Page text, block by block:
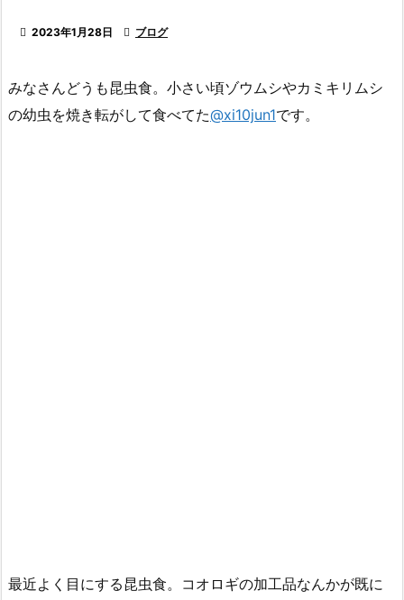
 2023年1月28日  ブログ
みなさんどうも昆虫食。小さい頃ゾウムシやカミキリムシ
の幼虫を焼き転がして食べてた@xi10jun1です。
最近よく目にする昆虫食。コオロギの加工品なんかが既に